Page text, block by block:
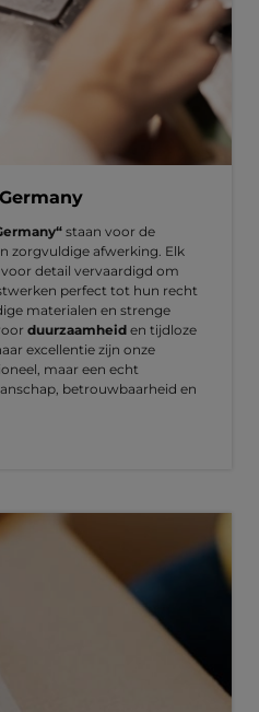
staan voor de
zorgvuldige afwerking. Elk
detail vervaardigd om
perfect tot hun recht
materialen en strenge
duurzaamheid en tijdloze
excellentie zijn onze
maar een echt
betrouwbaarheid en